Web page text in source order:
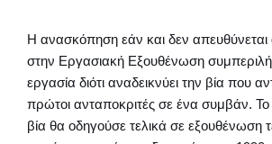
Η ανασκόπηση εάν και δεν απευθύνεται
στην Εργασιακή Εξουθένωση
εργασία διότι αναδεικνύει την βία που
πρώτοι ανταποκριτές σε ένα συμβάν.
βία θα οδηγούσε τελικά σε εξουθένωση